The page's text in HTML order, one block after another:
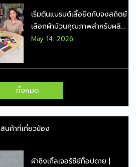
เริ่มต้นแบรนด์เสื้อยืดกับจงสถิตย์
เลือกผ้าม้วนคุณภาพสำหรับผลิต
จำนวนมาก
May 14, 2026
ทั้งหมด
สินค้าที่เกี่ยวข้อง
ผ้าซิงเกิ้ลเจอร์ซีย์ท็อปดาย |